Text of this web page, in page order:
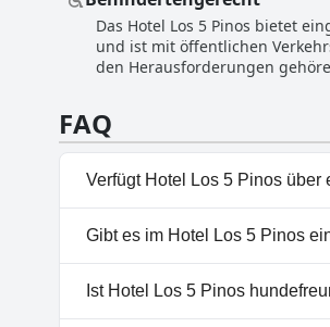
Erwartungen für seine Drei-
nicht vollständig einen Drei-
für den gezahlten Preis mehr als angemessen sind. Die Lage ist günstig,
müssen.
Das Hotel Los 5 Pinos bietet
und ist mit öffentlichen
den Herausforderungen
Einrichtungen problematisch.
alternative Möglichkeiten
FAQ
Verfügt Hotel Los 5 Pinos über
Nein, Hotel Los 5 Pinos hat
Gibt es im Hotel Los 5 Pinos
Nein, ein Spa ist im Hotel Los
Ist Hotel Los 5 Pinos